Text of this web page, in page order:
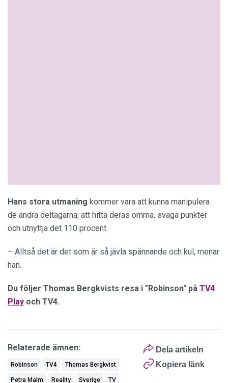
Hans stora utmaning kommer vara att kunna manipulera
de andra deltagarna; att hitta deras ömma, svaga punkter
och utnyttja det 110 procent.
– Alltså det är det som är så jävla spännande och kul, menar
han.
Du följer Thomas Bergkvists resa i "Robinson" på TV4
Play och TV4.
Dela artikeln
Kopiera länk
Relaterade ämnen:
Robinson TV4 Thomas Bergkvist
Petra Malm Reality Sverige TV